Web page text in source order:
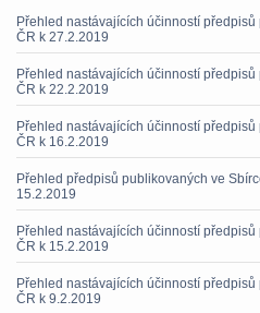
Přehled nastávajících účinností
ČR k 27.2.2019
Přehled nastávajících účinností
ČR k 22.2.2019
Přehled nastávajících účinností
ČR k 16.2.2019
Přehled předpisů publikovaných ve
15.2.2019
Přehled nastávajících účinností
ČR k 15.2.2019
Přehled nastávajících účinností
ČR k 9.2.2019